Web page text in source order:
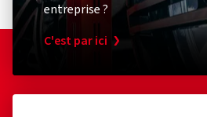
entreprise ?
C'est par ici